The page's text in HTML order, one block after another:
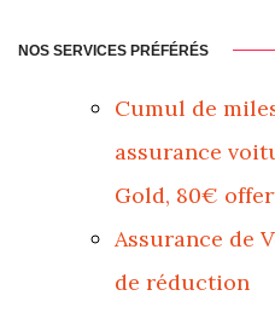
NOS SERVICES PRÉFÉRÉS
Cumul de
assurance
Gold, 80€
Assurance de
de réduction